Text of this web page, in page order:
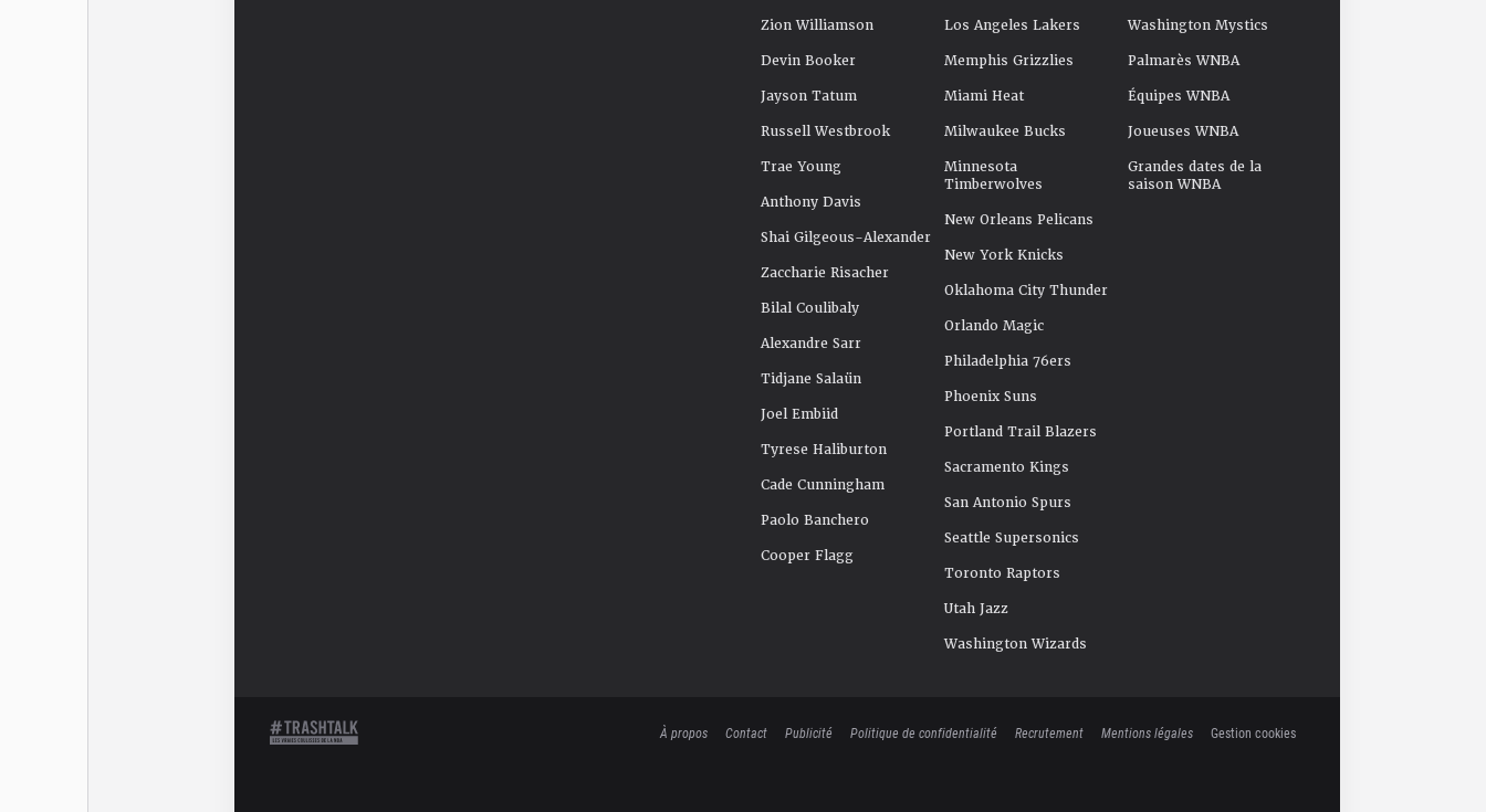
Zion Williamson
Devin Booker
Jayson Tatum
Russell Westbrook
Trae Young
Anthony Davis
Shai Gilgeous-Alexander
Zaccharie Risacher
Bilal Coulibaly
Alexandre Sarr
Tidjane Salaün
Joel Embiid
Tyrese Haliburton
Cade Cunningham
Paolo Banchero
Cooper Flagg
Los Angeles Lakers
Memphis Grizzlies
Miami Heat
Milwaukee Bucks
Minnesota
Timberwolves
New Orleans Pelicans
New York Knicks
Oklahoma City Thunder
Orlando Magic
Philadelphia 76ers
Phoenix Suns
Portland Trail Blazers
Sacramento Kings
San Antonio Spurs
Seattle Supersonics
Toronto Raptors
Utah Jazz
Washington Wizards
Washington Mystics
Palmarès WNBA
Équipes WNBA
Joueuses WNBA
Grandes dates de la
saison WNBA
À propos Contact Publicité Politique de confidentialité Recrutement Mentions légales Gestion cookies